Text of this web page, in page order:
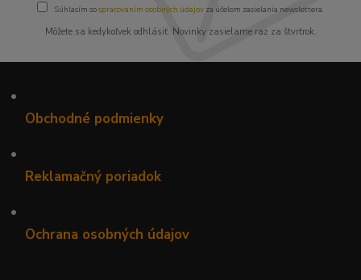
Súhlasím sospracovaním osobných údajov za účelom zasielania newslettera.
Môžete sa kedykoľvek odhlásiť. Novinky zasielame raz za štvrťrok.
•
Obchodné podmienky
•
Reklamačný poriadok
•
Ochrana osobných údajov